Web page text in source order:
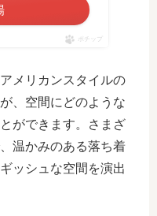
ポチップ
メリカンスタイルの
、空間にどのような
ができます。さまざ
温かみのある落ち着
ッシュな空間を演出